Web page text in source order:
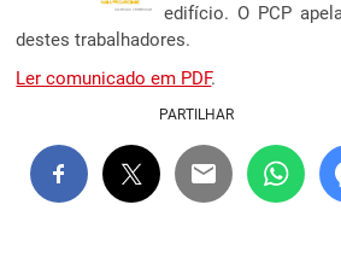
edifício. O PCP
destes trabalhadores.
Ler comunicado em PDF.
PARTILHAR